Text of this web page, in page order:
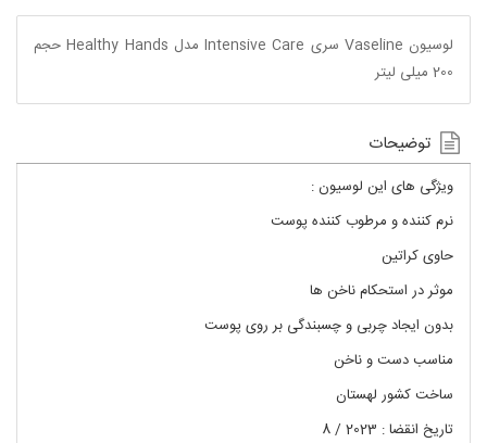
لوسیون Vaseline سری Intensive Care مدل Healthy Hands حجم
200 میلی لیتر
توضیحات
ویژگی های این لوسیون :
نرم کننده و مرطوب کننده پوست
حاوی کراتین
موثر در استحکام ناخن ها
بدون ایجاد چربی و چسبندگی بر روی پوست
مناسب دست و ناخن
ساخت کشور لهستان
تاریخ انقضا : 2023 / 8